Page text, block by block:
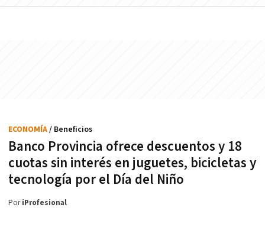
Banco Provincia ofrece descuentos y 18
cuotas sin interés en juguetes, bicicletas y
tecnología por el Día del Niño
ECONOMÍA/ Beneficios
PoriProfesional